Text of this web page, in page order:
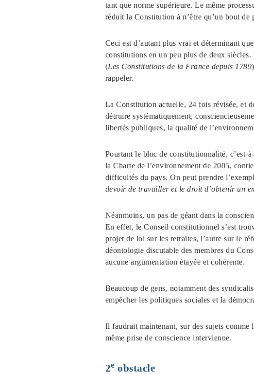
tant que norme supérieure. Le même
réduit la Constitution à n’être qu’un bout de
Ceci est d’autant plus vrai et déterminant
constitutions en un peu plus de deux siècles.
(Les Constitutions de la France depuis 1789
rappeler.
La Constitution actuelle, 24 fois révisée, et
détruire systématiquement,
libertés publiques, la qualité de
Pourtant le bloc de constitutionnalité, c’est-
la Charte de l’environnement de 2005,
difficultés du pays. On peut prendre
devoir de travailler et le droit d’obtenir un
Néanmoins, un pas de géant dans la
En effet, le Conseil constitutionnel s’est
projet de loi sur les retraites, l’autre sur le
déontologie discutable des membres du
aucune argumentation étayée et cohérente.
Beaucoup de gens, notamment des
empêcher les politiques sociales et la
Il faudrait maintenant, sur des sujets comme
même prise de conscience intervienne.
2e obstacle